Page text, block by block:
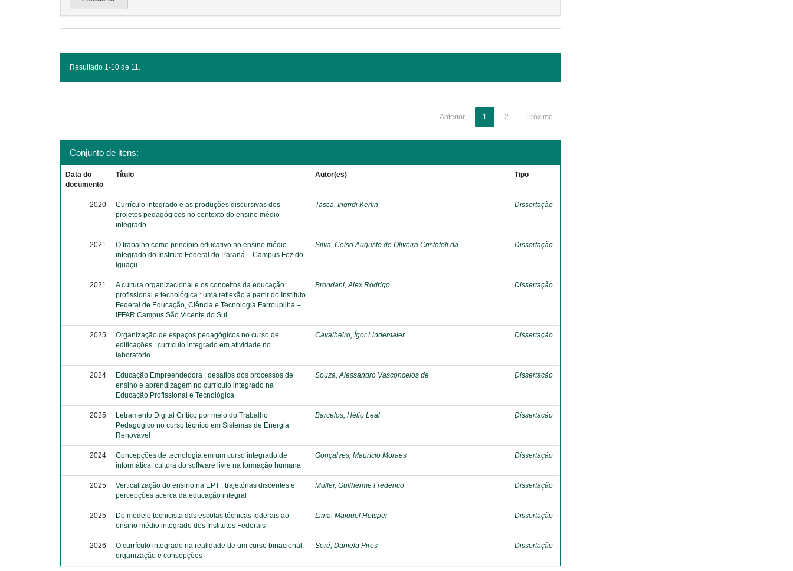
Resultado 1-10 de 11.
Anterior 1 2 Próximo
Conjunto de itens:
Data do
documento
Título Autor(es) Tipo
2020
Currículo integrado e as produções discursivas dos
projetos pedagógicos no contexto do ensino médio
integrado
Tasca, Ingridi Kerlin Dissertação
2021
O trabalho como princípio educativo no ensino médio
integrado do Instituto Federal do Paraná – Campus Foz do
Iguaçu
Silva, Celso Augusto de Oliveira Cristofoli da Dissertação
2021
A cultura organizacional e os conceitos da educação
profissional e tecnológica : uma reflexão a partir do Instituto
Federal de Educação, Ciência e Tecnologia Farroupilha –
IFFAR Campus São Vicente do Sul
Brondani, Alex Rodrigo Dissertação
2025
Organização de espaços pedagógicos no curso de
edificações : currículo integrado em atividade no
laboratório
Cavalheiro, Ígor Lindemaier Dissertação
2024
Educação Empreendedora : desafios dos processos de
ensino e aprendizagem no currículo integrado na
Educação Profissional e Tecnológica
Souza, Alessandro Vasconcelos de Dissertação
2025
Letramento Digital Crítico por meio do Trabalho
Pedagógico no curso técnico em Sistemas de Energia
Renovável
Barcelos, Hélio Leal Dissertação
2024
Concepções de tecnologia em um curso integrado de
informática: cultura do software livre na formação humana
Gonçalves, Maurício Moraes Dissertação
2025
Verticalização do ensino na EPT : trajetórias discentes e
percepções acerca da educação integral
Müller, Guilherme Frederico Dissertação
2025
Do modelo tecnicista das escolas técnicas federais ao
ensino médio integrado dos Institutos Federais
Lima, Maiquel Hetsper Dissertação
2026
O currículo integrado na realidade de um curso binacional:
organização e consepções
Seré, Daniela Pires Dissertação